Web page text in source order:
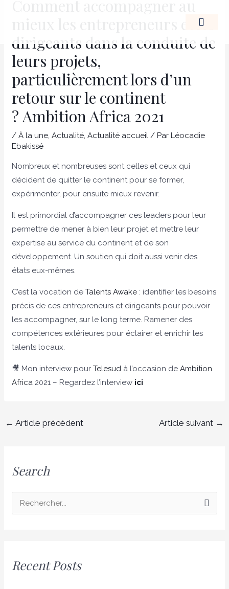
mieux les entrepreneurs et les
dirigeants dans la conduite de
leurs projets,
particulièrement lors d’un
retour sur le continent
? Ambition Africa 2021
/À la une,Actualité,Actualité accueil / ParLéocadie
Ebakissé
Nombreux et nombreuses sont celles et ceux qui
décident de quitter le continent pour se former,
expérimenter, pour ensuite mieux revenir.
Il est primordial d’accompagner ces leaders pour leur
permettre de mener à bien leur projet et mettre leur
expertise au service du continent et de son
développement. Un soutien qui doit aussi venir des
états eux-mêmes.
C’est la vocation deTalents Awake : identifier les besoins
précis de ces entrepreneurs et dirigeants pour pouvoir
les accompagner, sur le long terme. Ramener des
compétences extérieures pour éclairer et enrichir les
talents locaux.
🎥 Mon interview pourTelesud à l’occasion deAmbition
Africa 2021 – Regardez l’interview ici
← Article précédent Article suivant →
Search
e
Recent Posts